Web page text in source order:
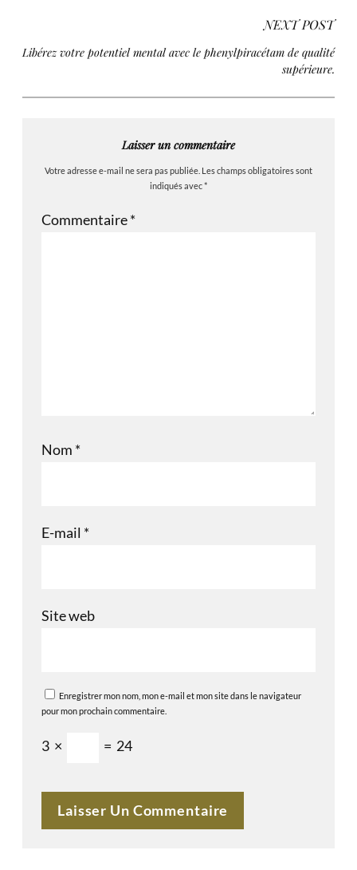
NEXT POST
Libérez votre potentiel mental avec le phenylpiracétam de qualité
supérieure.
Laisser un commentaire
Votre adresse e-mail ne sera pas publiée. Les champs obligatoires sont
indiqués avec*
Commentaire*
Nom *
E-mail *
Site web
Enregistrer mon nom, mon e-mail et mon site dans le navigateur
pour mon prochain commentaire.
3 × = 24